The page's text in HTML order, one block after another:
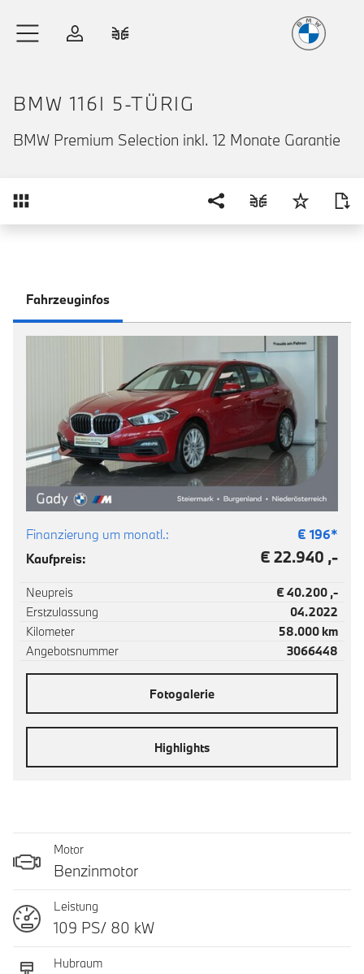
Anmelden
BMW 116I 5-TÜRIG
BMW Premium Selection inkl. 12 Monate Garantie
Fahrzeuginfos
Finanzierung um monatl.: € 196*
Kaufpreis:
€ 22.940 ,-
Neupreis
€ 40.200 ,-
Erstzulassung
04.2022
Kilometer
58.000 km
Angebotsnummer
3066448
Fotogalerie
Highlights
Motor
Benzinmotor
Leistung
109 PS/ 80 kW
Hubraum